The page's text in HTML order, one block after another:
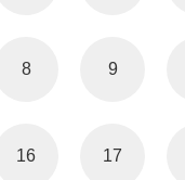
8 9
16 17